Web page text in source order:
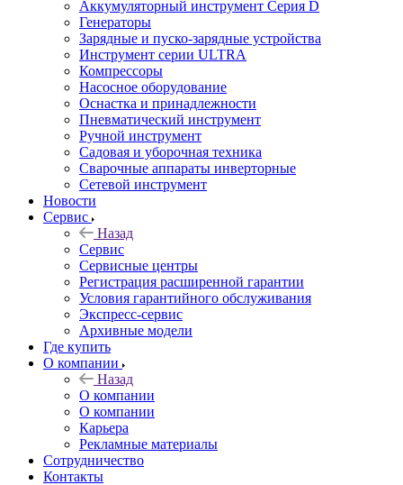
Аккумуляторный инструмент Серия D
Генераторы
Зарядные и пуско-зарядные устройства
Инструмент серии ULTRA
Компрессоры
Насосное оборудование
Оснастка и принадлежности
Пневматический инструмент
Ручной инструмент
Садовая и уборочная техника
Сварочные аппараты инверторные
Сетевой инструмент
Новости
Сервис
Назад
Сервис
Сервисные центры
Регистрация расширенной гарантии
Условия гарантийного обслуживания
Экспресс-сервис
Архивные модели
Где купить
О компании
Назад
О компании
О компании
Карьера
Рекламные материалы
Сотрудничество
Контакты